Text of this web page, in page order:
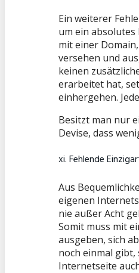
Ein weiterer
um ein absolutes
mit einer
versehen und
keinen
erarbeitet hat,
einhergehen.
Besitzt man nur
Devise, dass
xi. Fehlende
Aus
eigenen
nie außer Acht
Somit muss mit
ausgeben, sich
noch einmal gibt,
Internetseite